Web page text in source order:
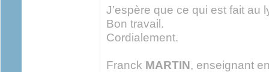
J’espère que ce qui est fait au
Bon travail.
Cordialement.
Franck MARTIN, enseignant